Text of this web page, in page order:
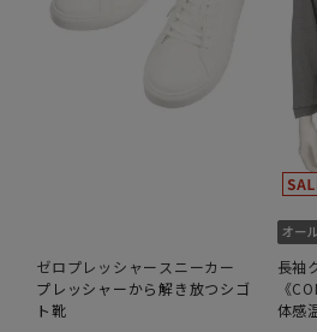
ゼロプレッシャースニーカー
プレッシャーから解き放つシゴ
ト靴
長袖
《
体感